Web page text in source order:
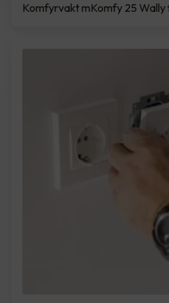
Komfyrvakt mKomfy 25 Wally